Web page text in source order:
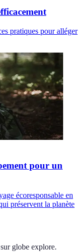
pratiques pour alléger
pour un
écoresponsable en
préservent la planète
globe explore.